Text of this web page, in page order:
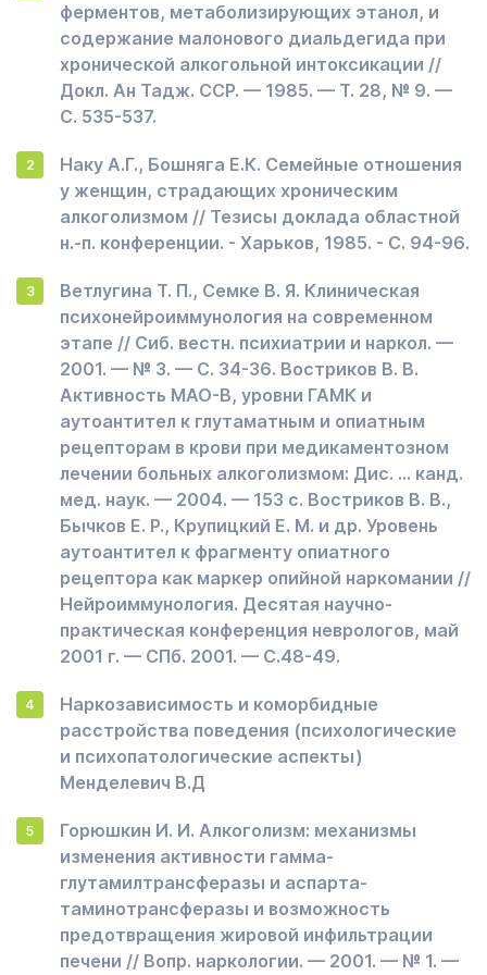
ферментов, метаболизирующих этанол, и
содержание малонового диальдегида при
хронической алкогольной интоксикации //
Докл. Ан Тадж. ССР. — 1985. — Т. 28, № 9. —
С. 535-537.
Наку А.Г., Бошняга Е.К. Семейные отношения
у женщин, страдающих хроническим
алкоголизмом // Тезисы доклада областной
н.-п. конференции. - Харьков, 1985. - С. 94-96.
Ветлугина Т. П., Семке В. Я. Клиническая
психонейроиммунология на современном
этапе // Сиб. вестн. психиатрии и наркол. —
2001. — № 3. — С. 34-36. Востриков В. В.
Активность МАО-В, уровни ГАМК и
аутоантител к глутаматным и опиатным
рецепторам в крови при медикаментозном
лечении больных алкоголизмом: Дис. ... канд.
мед. наук. — 2004. — 153 с. Востриков В. В.,
Бычков Е. Р., Крупицкий Е. М. и др. Уровень
аутоантител к фрагменту опиатного
рецептора как маркер опийной наркомании //
Нейроиммунология. Десятая научно-
практическая конференция неврологов, май
2001 г. — СПб. 2001. — С.48-49.
Наркозависимость и коморбидные
расстройства поведения (психологические
и психопатологические аспекты)
Менделевич В.Д
Горюшкин И. И. Алкоголизм: механизмы
изменения активности гамма-
глутамилтрансферазы и аспарта-
таминотрансферазы и возможность
предотвращения жировой инфильтрации
печени // Вопр. наркологии. — 2001. — № 1. —